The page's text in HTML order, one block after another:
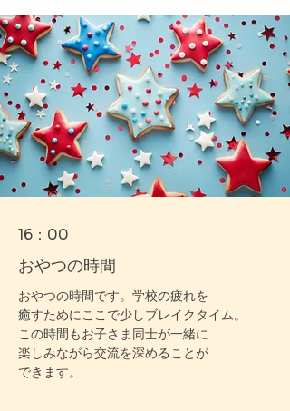
16：00
​おやつの時間
おやつの時間です。学校の疲れを
癒すためにここで少しブレイクタイム。
この時間もお子さま同士が一緒に
楽しみながら交流を深めることが
できます。